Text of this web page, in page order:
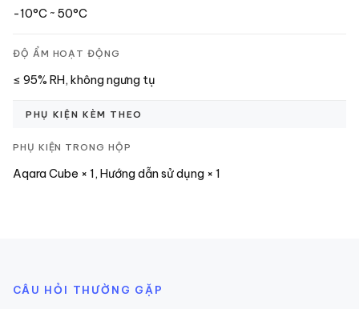
-10°C ~ 50°C
ĐỘ ẨM HOẠT ĐỘNG
≤ 95% RH, không ngưng tụ
PHỤ KIỆN KÈM THEO
PHỤ KIỆN TRONG HỘP
Aqara Cube × 1, Hướng dẫn sử dụng × 1
CÂU HỎI THƯỜNG GẶP